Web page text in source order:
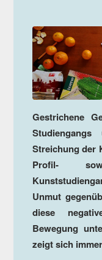
Gestrichene
Streichung der
Profil-
Unmut
diese
Bewegung
zeigt sich